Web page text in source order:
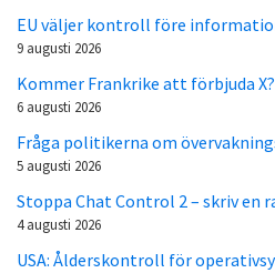
EU väljer kontroll före
9 augusti 2026
Kommer Frankrike att förbjuda X?
6 augusti 2026
Fråga politikerna om
5 augusti 2026
Stoppa Chat Control 2 – skriv en
4 augusti 2026
USA: Ålderskontroll för